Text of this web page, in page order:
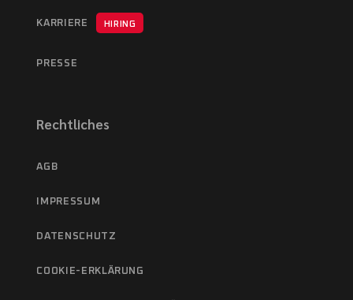
KARRIERE HIRING
PRESSE
Rechtliches
AGB
IMPRESSUM
DATENSCHUTZ
COOKIE-ERKLÄRUNG